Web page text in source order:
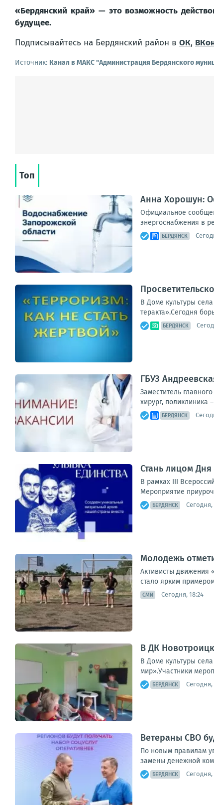
«Бердянский край» — это возможность
будущее.
Подписывайтесь на Бердянский район в ОК,
Источник: Канал в МАКС "Администрация Бердянского
Топ
Анна Хорошун:
Официальное
энергоснабжения в
БЕРДЯНСК
В Доме культуры
теракта».Сегодня
БЕРДЯНСК
ГБУЗ
Заместитель
хирург, поликлиника
БЕРДЯНСК
Стань лицом
В рамках III
Мероприятие
БЕРДЯНСК Сегодня,
Молодежь
Активисты движения
стало ярким
СМИ Сегодня, 18:24
В ДК
В Доме культуры
мир».Участники
БЕРДЯНСК Сегодня,
Ветераны СВО
По новым правилам
замены денежной
БЕРДЯНСК Сегодня,